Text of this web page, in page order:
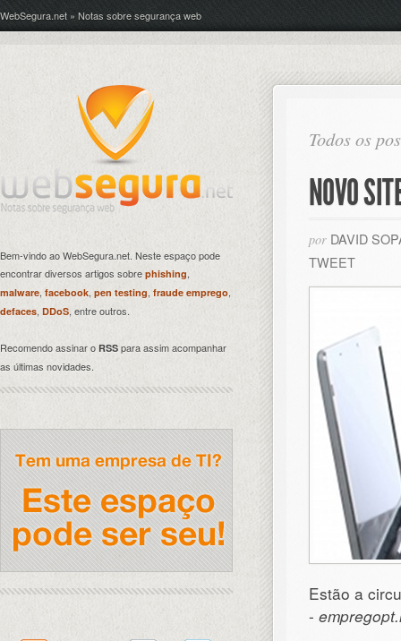
WebSegura.net » Notas sobre segurança web
Todos os
NOVO
por DAVID
TWEET
Estão a
-
Bem-vindo ao WebSegura.net. Neste espaço pode
encontrar diversos artigos sobre phishing,
malware, facebook, pen testing fraude emprego,
defaces, DDoS, entre outros.
Recomendo assinar o RSS para assim acompanhar
as últimas novidades.